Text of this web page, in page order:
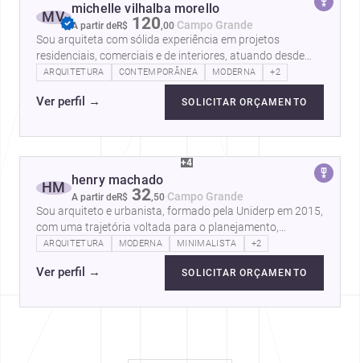
MV michelle vilhalba morello
A partir deR$ 120,00·Campo Grande
Sou arquiteta com sólida experiência em projetos
residenciais, comerciais e de interiores, atuando desde
2018 com foco em soluções…
ARQUITETURA CONTEMPORÂNEA MODERNA +2
Ver perfil → SOLICITAR ORÇAMENTO
+4
HM henry machado
A partir deR$ 32,50·Campo Grande
Sou arquiteto e urbanista, formado pela Uniderp em 2015,
com uma trajetória voltada para o planejamento,
desenvolvimento e gestão de…
ARQUITETURA MODERNA MINIMALISTA +2
Ver perfil → SOLICITAR ORÇAMENTO